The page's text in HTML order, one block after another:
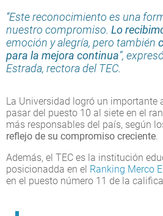
“Este reconocimiento es una
nuestro compromiso. Lo
emoción y alegría, pero también
para la mejora continua”,
Estrada, rectora del TEC.
La Universidad logró un importante
pasar del puesto 10 al siete en el
más responsables del país, según
reflejo de su compromiso creciente.
Además, el TEC es la institución
posicionadda en el Ranking Merco
en el puesto número 11 de la